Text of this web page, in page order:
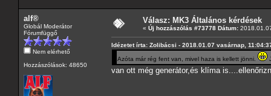
alf®
Globál Moderátor
Fórumfüggő
Nem elérhető
Hozzászólások: 48650
Válasz: MK3 Általános kérdések
« Új hozzászólás #73778 Dátum:
Idézetet írta: Zolibácsi - 2018.01.07 vasárnap,
Azóta már rég fent van, mivel haza is kellett jönni.
van ott még generátor,és klíma